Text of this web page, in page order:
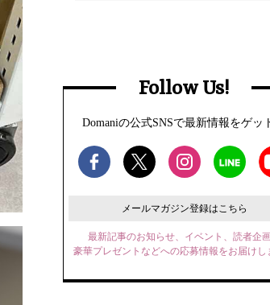
Follow Us!
Domaniの公式SNSで最新情報をゲッ
メールマガジン登録はこちら
最新記事のお知らせ、イベント、読者企画
豪華プレゼントなどへの応募情報をお届けし